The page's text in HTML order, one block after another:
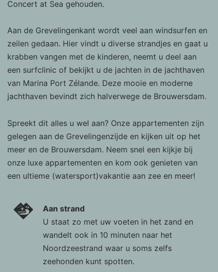
Concert at Sea gehouden.
Aan de Grevelingenkant wordt veel aan windsurfen en
zeilen gedaan. Hier vindt u diverse strandjes en gaat u
krabben vangen met de kinderen, neemt u deel aan
een surfclinic of bekijkt u de jachten in de jachthaven
van Marina Port Zélande. Deze mooie en moderne
jachthaven bevindt zich halverwege de Brouwersdam.
Spreekt dit alles u wel aan? Onze appartementen zijn
gelegen aan de Grevelingenzijde en kijken uit op het
meer en de Brouwersdam. Neem snel een kijkje bij
onze luxe appartementen en kom ook genieten van
een ultieme (watersport)vakantie aan zee en meer!
Aan strand
U staat zo met uw voeten in het zand en
wandelt ook in 10 minuten naar het
Noordzeestrand waar u soms zelfs
zeehonden kunt spotten.